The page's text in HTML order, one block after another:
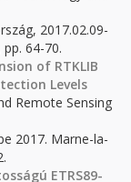
2017.02.09-
64-70.
of RTKLIB
Levels
Remote Sensing
2017. Marne-la-
ETRS89-